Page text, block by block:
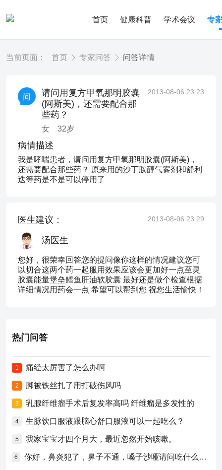
首页 健康科普 学术会议 专
当前页面： 首页 专家问答 问答详情
请问用复方甲氧那明胶囊
(阿斯美)，还需要配合那
些药？
女 32岁
2013-08-06 23:23
病情描述
我是哮喘患者，请问用复方甲氧那明胶囊(阿斯美)，
还需要配合那些药？ 原来用的沙丁胺醇气雾剂和舒利
迭等药是不是可以停用了
医生建议： 2013-08-06 23:29
汤医生
您好，很荣幸回答您的提问像你这样的情况建议您可
以切合这两个药一起服用效果应该会更加好一点至灵
胶囊能量堡垒鳕鱼肝油软胶囊 最好还是做个检查根据
详细情况用药会一点 希望可以帮到您 祝您生活愉快！
热门问答
1 痛经太厉害了怎么办啊
2 脚被铁丝扎了用打破伤风吗
3 乳腺纤维瘤手术后复发率高吗 纤维瘤是多发性的
4 生脉饮口服液跟脑心舒口服液可以一起吃么？
5 我家宝宝才四个月大，最近忽然开始咳嗽。
6 你好，鼻炎犯了，鼻子不通，嗓子沙哑请问吃什么药比较好？